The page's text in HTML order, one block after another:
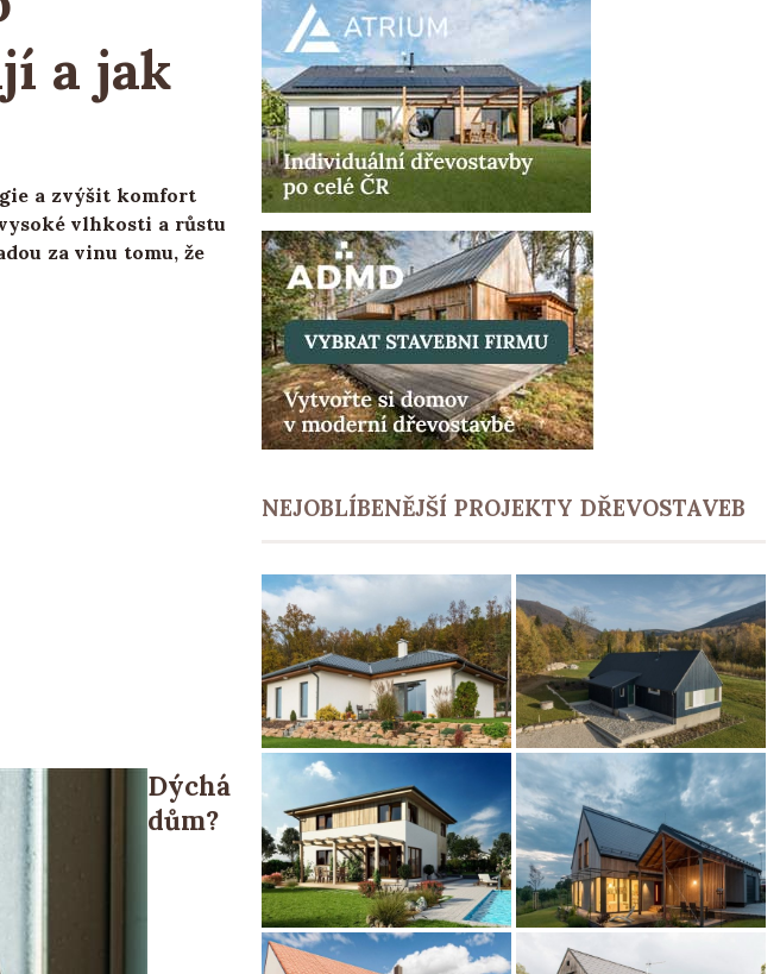
a jak
a zvýšit komfort
vlhkosti a růstu
za vinu tomu, že
Dýchá
dům?
NEJOBLÍBENĚJŠÍ PROJEKTY DŘEVOSTAVEB